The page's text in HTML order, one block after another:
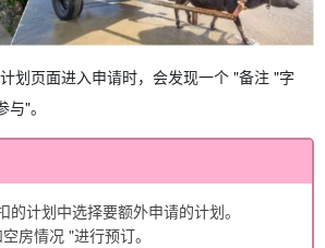
划页面进入申请时，会发现一个 "备注 "字
"。
的计划中选择要额外申请的计划。
房情况 "进行预订。